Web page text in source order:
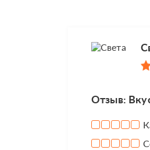
Отзыв: